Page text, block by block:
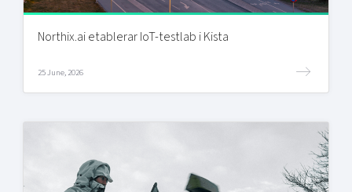
Northix.ai etablerar IoT-testlab i Kista
25 June, 2026